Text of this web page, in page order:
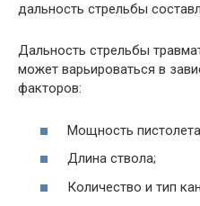
дальность стрельбы
Дальность стрельбы
может варьироваться в
факторов:
Мощность
Длина ствола;
Количество и тип